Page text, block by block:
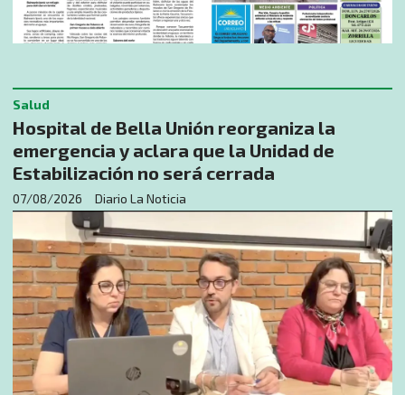
Hospital de Bella Unión reorganiza la
emergencia y aclara que la Unidad de
Estabilización no será cerrada
Diario La Noticia
Salud
07/08/2026